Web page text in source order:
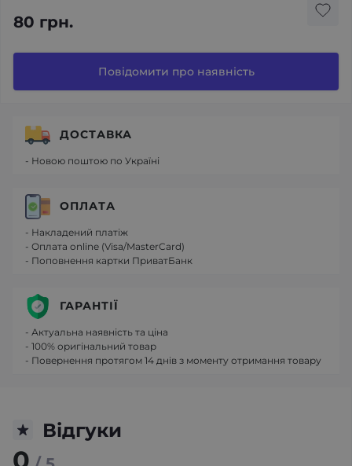
80 грн.
Повідомити про наявність
Відгуки
0
ДОСТАВКА
- Новою поштою по Україні
ОПЛАТА
- Накладений платіж
- Оплата online (Visa/MasterCard)
- Поповнення картки ПриватБанк
ГАРАНТІЇ
- Актуальна наявність та ціна
- 100% оригінальний товар
- Повернення протягом 14 днів з моменту отримання товару